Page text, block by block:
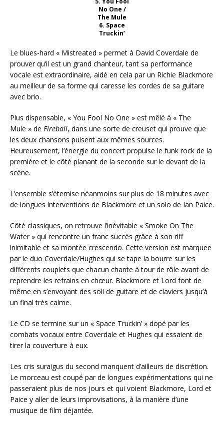
No One /
The Mule
6. Space
Truckin’
Le blues-hard « Mistreated » permet à David Coverdale de
prouver qu’il est un grand chanteur, tant sa performance
vocale est extraordinaire, aidé en cela par un Richie Blackmore
au meilleur de sa forme qui caresse les cordes de sa guitare
avec brio.
Plus dispensable, « You Fool No One » est mêlé à « The
Mule » de Fireball, dans une sorte de creuset qui prouve que
les deux chansons puisent aux mêmes sources.
Heureusement, l’énergie du concert propulse le funk rock de la
première et le côté planant de la seconde sur le devant de la
scène.
L’ensemble s’éternise néanmoins sur plus de 18 minutes avec
de longues interventions de Blackmore et un solo de Ian Paice.
Côté classiques, on retrouve l’inévitable « Smoke On The
Water » qui rencontre un franc succès grâce à son riff
inimitable et sa montée crescendo. Cette version est marquee
par le duo Coverdale/Hughes qui se tape la bourre sur les
différents couplets que chacun chante à tour de rôle avant de
reprendre les refrains en chœur. Blackmore et Lord font de
même en s’envoyant des soli de guitare et de claviers jusqu’à
un final très calme.
Le CD se termine sur un « Space Truckin’ » dopé par les
combats vocaux entre Coverdale et Hughes qui essaient de
tirer la couverture à eux.
Les cris suraigus du second manquent d’ailleurs de discrétion.
Le morceau est coupé par de longues expérimentations qui ne
passeraient plus de nos jours et qui voient Blackmore, Lord et
Paice y aller de leurs improvisations, à la manière d’une
musique de film déjantée.